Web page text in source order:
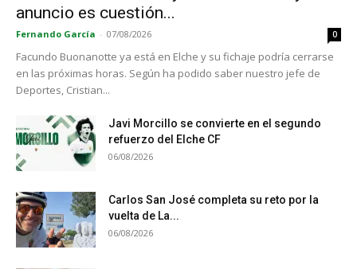
anuncio es cuestión...
Fernando García - 07/08/2026 0
Facundo Buonanotte ya está en Elche y su fichaje podría cerrarse
en las próximas horas. Según ha podido saber nuestro jefe de
Deportes, Cristian...
Javi Morcillo se convierte en el segundo
refuerzo del Elche CF
06/08/2026
Carlos San José completa su reto por la
vuelta de La...
06/08/2026